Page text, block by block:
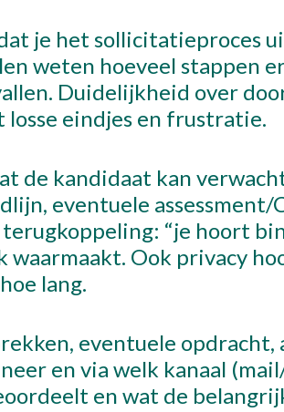
je het sollicitatieproces
weten hoeveel stappen
Duidelijkheid over
eindjes en frustratie.
de kandidaat kan
eventuele assessment/
“je hoort
waarmaakt. Ook privacy
lang.
eventuele opdracht,
en via welk kanaal
en wat de